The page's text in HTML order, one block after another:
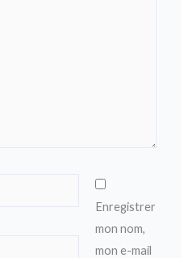
Enregistrer
mon nom,
mon e-mail